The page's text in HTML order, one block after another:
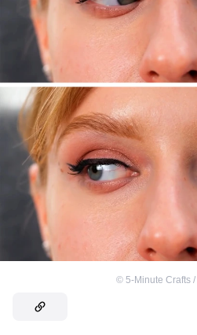
© 5-Minute Crafts